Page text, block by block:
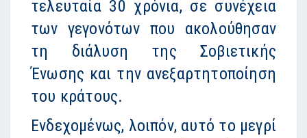
τελευταία 30 χρόνια, σε συνέχεια
των γεγονότων που ακολούθησαν
τη διάλυση της Σοβιετικής
Ένωσης και την ανεξαρτητοποίηση
του κράτους.
Ενδεχομένως, λοιπόν, αυτό το μεγρί